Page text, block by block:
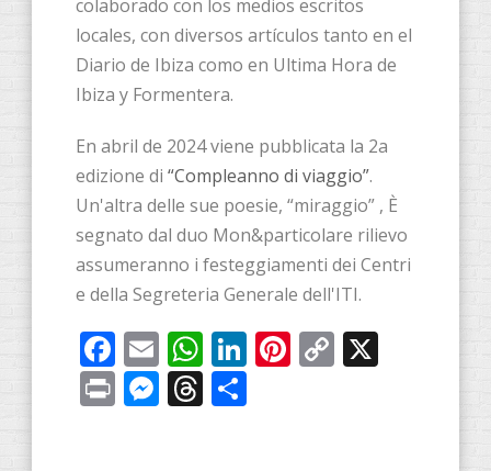
colaborado con los medios escritos
locales, con diversos artículos tanto en el
Diario de Ibiza como en Ultima Hora de
Ibiza y Formentera.
En abril de 2024 viene pubblicata la 2a
edizione di “Compleanno di viaggio”.
Un'altra delle sue poesie, “miraggio” , È
segnato dal duo Mon&particolare rilievo
assumeranno i festeggiamenti dei Centri
e della Segreteria Generale dell'ITI.
Facebook
EmailWhatsApp
LinkedIn
Pinterest
Copy
PrintMessenger
Threads